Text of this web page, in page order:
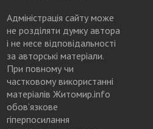
Адміністрація сайту може
не розділяти думку автора
і не несе відповідальності
за авторські матеріали.
При повному чи
частковому використанні
матеріалів Житомир.info
обов’язкове
гіперпосилання